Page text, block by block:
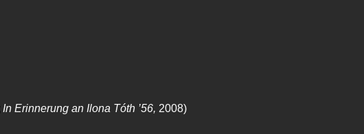
In Erinnerung an Ilona Tóth ’56, 2008)